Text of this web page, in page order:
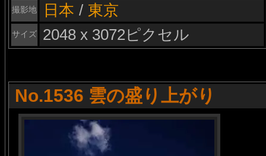
撮影地 日本 / 東京
サイズ 2048 x 3072ピクセル
No.1536 雲の盛り上がり